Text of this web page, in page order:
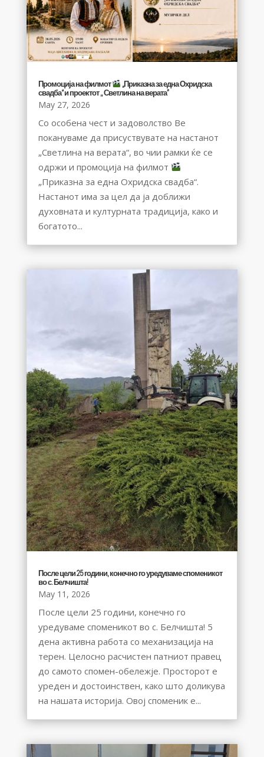
Промоција на филмот
„Приказна за една Охридска
свадба“ и проектот ,, Светлина на верата”
May 27, 2026
Со особена чест и задоволство Ве
покануваме да присуствувате на настанот
„Светлина на верата“, во чии рамки ќе се
одржи и промоција на филмот
„Приказна за една Охридска свадба“.
Настанот има за цел да ја доближи
духовната и културната традиција, како и
богатото...
После цели 25 години, конечно го уредуваме споменикот
во с. Белчишта!
May 11, 2026
После цели 25 години, конечно го
уредуваме споменикот во с. Белчишта! 5
дена активна работа со механизација на
терен. Целосно расчистен патниот правец
до самото спомен-обележје. Просторот е
уреден и достоинствен, како што доликува
на нашата историја. Овој споменик е...